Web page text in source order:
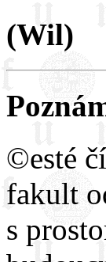
(Wil)
©esté
fakult
s